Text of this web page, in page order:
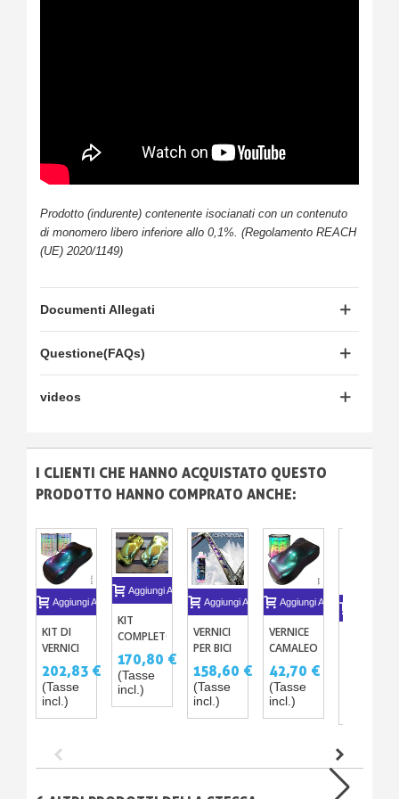
Prodotto (indurente) contenente isocianati con un contenuto
di monomero libero inferiore allo 0,1%. (Regolamento REACH
(UE) 2020/1149)
Documenti Allegati
Questione(FAQs)
videos
I CLIENTI CHE HANNO ACQUISTATO QUESTO
PRODOTTO HANNO COMPRATO ANCHE:
Aggiungi Al Carrello
KIT DI
VERNICI
AD
EFFETTO
CAMALEONTE
202,83 €
(Tasse
incl.)
Aggiungi Al Carrello
KIT
COMPLETO
CROMO
COLORATO
170,80 €
(Tasse
incl.)
Aggiungi Al Carrello
VERNICI
PER BICI
EFFETTO
CRISTALLO
-
CRYSTAL
158,60 €
(Tasse
incl.)
Aggiungi Al Carrello
VERNICE
CAMALEONTE
A BASE
SOLVENTE
250ML -
500ML -
42,70 €
(Tasse
incl.)